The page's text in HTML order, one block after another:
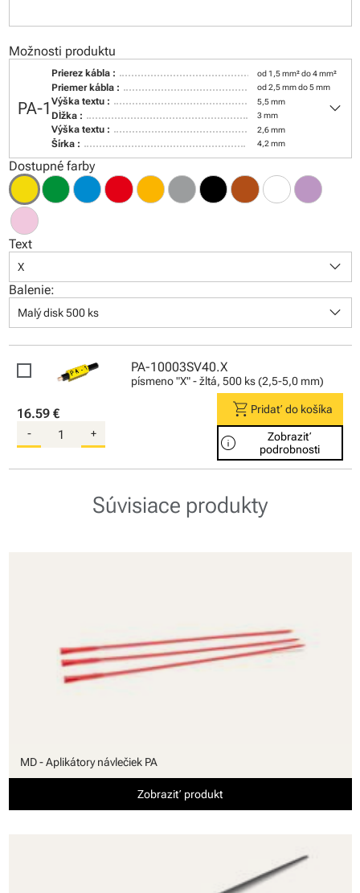
Možnosti produktu
PA-1
Prierez kábla : od 1,5 mm² do 4 mm²
Priemer kábla : od 2,5 mm do 5 mm
Výška textu : 5,5 mm
Dĺžka : 3 mm
Výška textu : 2,6 mm
Šírka : 4,2 mm
keyboard_arrow_down
Dostupné farby
Text
X keyboard_arrow_down
Balenie:
Malý disk 500 ks keyboard_arrow_down
PA-10003SV40.X
písmeno "X" - žltá, 500 ks (2,5-5,0 mm)
16.59 €
- +
shopping_cart Pridať do košíka
info
Zobraziť
podrobnosti
Súvisiace produkty
MD - Aplikátory návlečiek PA
Zobraziť produkt